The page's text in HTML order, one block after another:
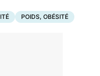
POIDS, OBÉSITÉ